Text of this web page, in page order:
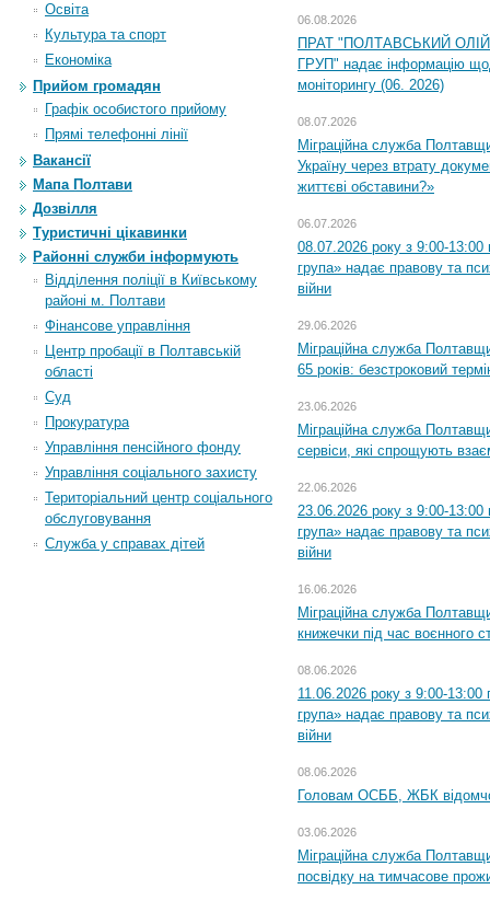
Освіта
Культура та спорт
Економіка
Прийом громадян
Графік особистого прийому
Прямі телефонні лінії
Вакансії
Мапа Полтави
Дозвілля
Туристичні цікавинки
Районні служби інформують
Відділення поліції в Київському
районі м. Полтави
Фінансове управління
Центр пробації в Полтавській
області
Суд
Прокуратура
Управління пенсійного фонду
Управління соціального захисту
Територіальний центр соціального
обслуговування
Служба у справах дітей
06.08.2026
ПРАТ "ПОЛТАВСЬКИЙ
ГРУП" надає інформацію
моніторингу (06. 2026)
08.07.2026
Міграційна служба
Україну через втрату
життєві обставини?»
06.07.2026
08.07.2026 року з 9:00-13:00
група» надає правову та
війни
29.06.2026
Міграційна служба
65 років: безстроковий
23.06.2026
Міграційна служба
сервіси, які спрощують
22.06.2026
23.06.2026 року з 9:00-13:00
група» надає правову та
війни
16.06.2026
Міграційна служба
книжечки під час воєнного
08.06.2026
11.06.2026 року з 9:00-13:00
група» надає правову та
війни
08.06.2026
Головам ОСББ, ЖБК
03.06.2026
Міграційна служба
посвідку на тимчасове